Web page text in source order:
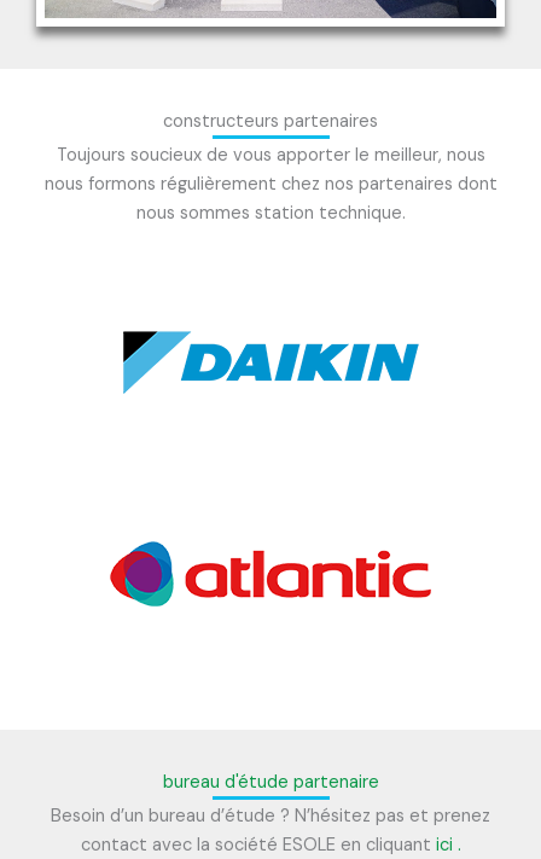
constructeurs partenaires
Toujours soucieux de vous apporter le meilleur, nous
nous formons régulièrement chez nos partenaires dont
nous sommes station technique.
bureau d'étude partenaire
Besoin d’un bureau d’étude ? N’hésitez pas et prenez
contact avec la société ESOLE en cliquant ici .